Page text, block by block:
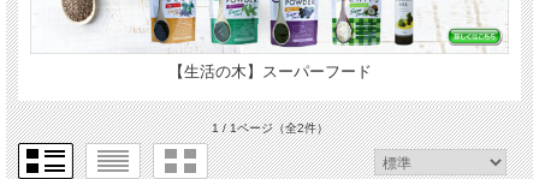
【生活の木】スーパーフード
1 / 1ページ（全2件）